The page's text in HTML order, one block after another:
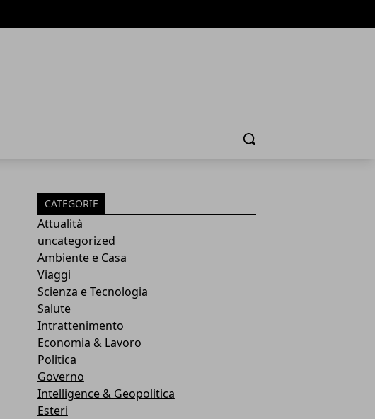
Cerca
CATEGORIE
Attualità
uncategorized
Ambiente e Casa
Viaggi
Scienza e Tecnologia
Salute
Intrattenimento
Economia & Lavoro
Politica
Governo
Intelligence & Geopolitica
Esteri